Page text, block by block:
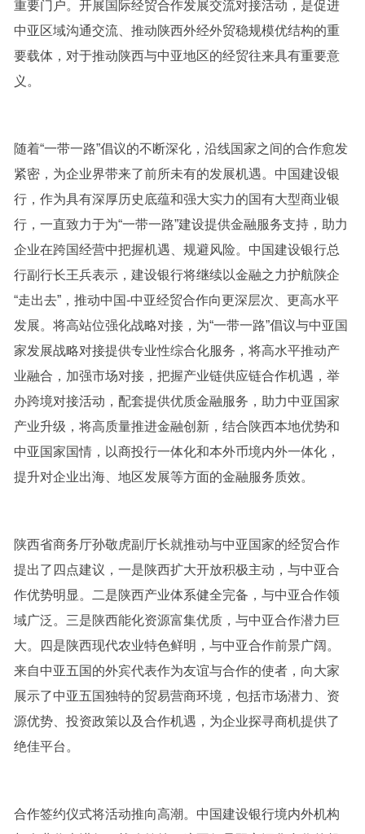
重要门户。开展国际经贸合作发展交流对接活动，是促进
中亚区域沟通交流、推动陕西外经外贸稳规模优结构的重
要载体，对于推动陕西与中亚地区的经贸往来具有重要意
义。
随着“一带一路”倡议的不断深化，沿线国家之间的合作愈发
紧密，为企业界带来了前所未有的发展机遇。中国建设银
行，作为具有深厚历史底蕴和强大实力的国有大型商业银
行，一直致力于为“一带一路”建设提供金融服务支持，助力
企业在跨国经营中把握机遇、规避风险。中国建设银行总
行副行长王兵表示，建设银行将继续以金融之力护航陕企
“走出去”，推动中国-中亚经贸合作向更深层次、更高水平
发展。将高站位强化战略对接，为“一带一路”倡议与中亚国
家发展战略对接提供专业性综合化服务，将高水平推动产
业融合，加强市场对接，把握产业链供应链合作机遇，举
办跨境对接活动，配套提供优质金融服务，助力中亚国家
产业升级，将高质量推进金融创新，结合陕西本地优势和
中亚国家国情，以商投行一体化和本外币境内外一体化，
提升对企业出海、地区发展等方面的金融服务质效。
陕西省商务厅孙敬虎副厅长就推动与中亚国家的经贸合作
提出了四点建议，一是陕西扩大开放积极主动，与中亚合
作优势明显。二是陕西产业体系健全完备，与中亚合作领
域广泛。三是陕西能化资源富集优质，与中亚合作潜力巨
大。四是陕西现代农业特色鲜明，与中亚合作前景广阔。
来自中亚五国的外宾代表作为友谊与合作的使者，向大家
展示了中亚五国独特的贸易营商环境，包括市场潜力、资
源优势、投资政策以及合作机遇，为企业探寻商机提供了
绝佳平台。
合作签约仪式将活动推向高潮。中国建设银行境内外机构